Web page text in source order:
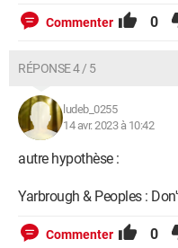
Commenter 0
RÉPONSE 4 / 5
ludeb_0255
14 avr. 2023 à 10:42
autre hypothèse :
Yarbrough & Peoples :
Commenter 0